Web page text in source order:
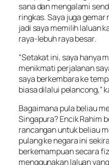
sana dan mengalami
ringkas. Saya juga
jadi saya memilih laluan
raya-lebuh raya besar.
“Setakat ini, saya hanya
menikmati perjalanan
saya berkembara ke
biasa dilalui pelancong,”
Bagaimana pula beliau
Singapura? Encik Rahim
rancangan untuk beliau
pulang ke negara ini
berkemampuan secara
menggunakan laluan